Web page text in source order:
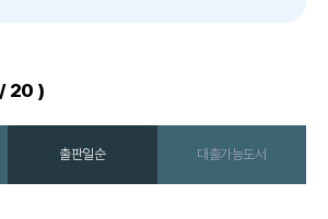
20 )
출판일순 대출가능도서